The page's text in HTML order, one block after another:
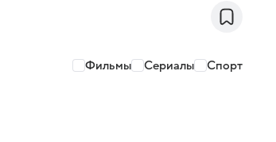
Фильмы Сериалы Спорт